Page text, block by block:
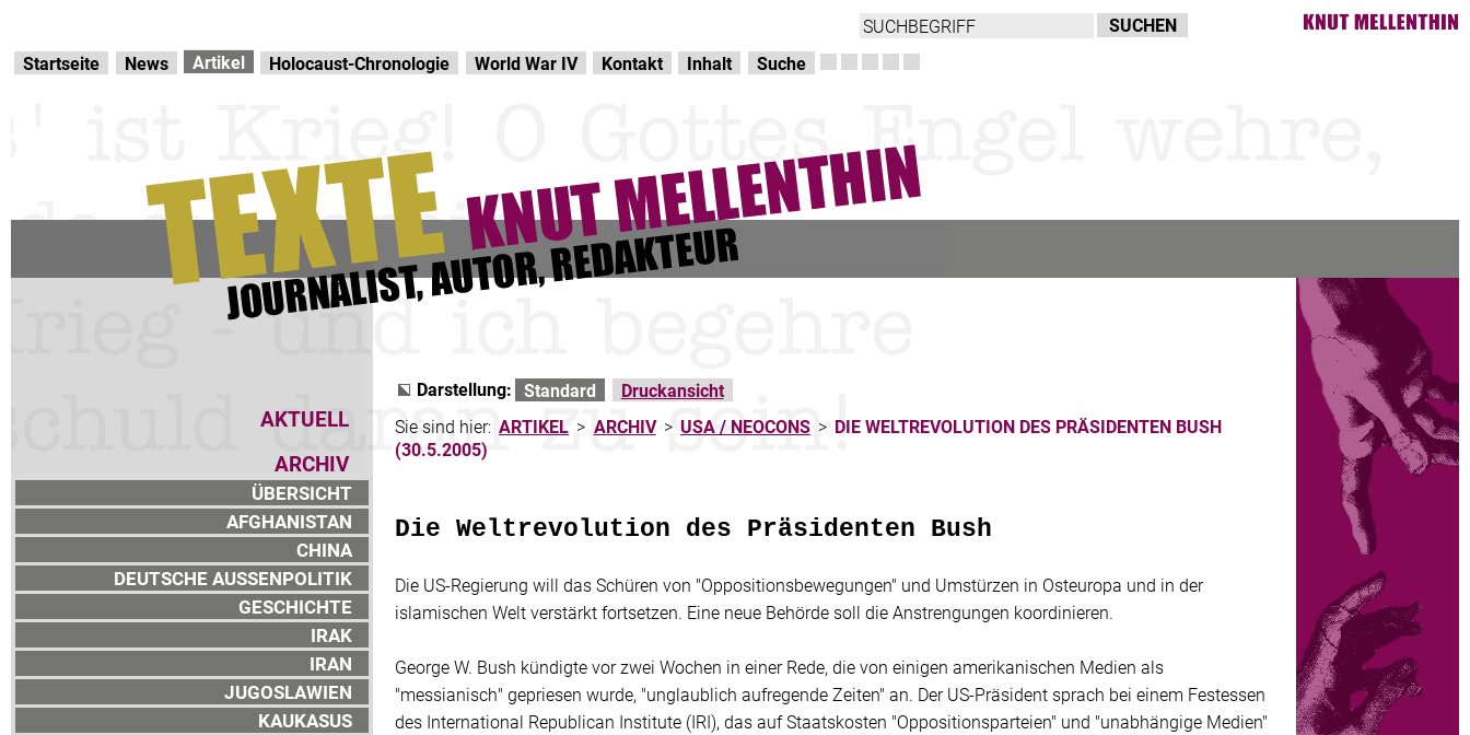
Startseite
News Artikel Holocaust-Chronologie World War IV Kontakt Inhalt Suche
AKTUELL
ARCHIV
ÜBERSICHT
AFGHANISTAN
CHINA
DEUTSCHE AUSSENPOLITIK
GESCHICHTE
IRAK
IRAN
JUGOSLAWIEN
KAUKASUS
Darstellung: Standard
Druckansicht
Sie sind hier: ARTIKEL > ARCHIV > USA / NEOCONS > DIE WELTREVOLUTION DES PRÄSIDENTEN BUSH
(30.5.2005)
Die Weltrevolution des Präsidenten Bush
Die US-Regierung will das Schüren von "Oppositionsbewegungen" und Umstürzen in Osteuropa und in der
islamischen Welt verstärkt fortsetzen. Eine neue Behörde soll die Anstrengungen koordinieren.
George W. Bush kündigte vor zwei Wochen in einer Rede, die von einigen amerikanischen Medien als
"messianisch" gepriesen wurde, "unglaublich aufregende Zeiten" an. Der US-Präsident sprach bei einem Festessen
des International Republican Institute (IRI), das auf Staatskosten "Oppositionsparteien" und "unabhängige Medien"